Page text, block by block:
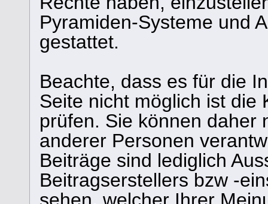
Pyramiden-Systeme und
gestattet.
Beachte, dass es für die
Seite nicht möglich ist die
prüfen. Sie können daher
anderer Personen
Beiträge sind lediglich
Beitragserstellers bzw -